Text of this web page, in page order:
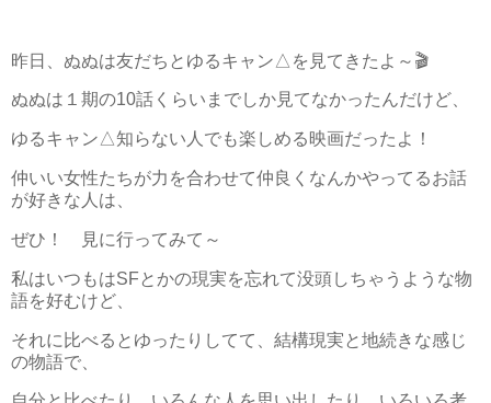
昨日、ぬぬは友だちとゆるキャン△を見てきたよ～🎬
ぬぬは１期の10話くらいまでしか見てなかったんだけど、
ゆるキャン△知らない人でも楽しめる映画だったよ！
仲いい女性たちが力を合わせて仲良くなんかやってるお話
が好きな人は、
ぜひ！ 見に行ってみて～
私はいつもはSFとかの現実を忘れて没頭しちゃうような物
語を好むけど、
それに比べるとゆったりしてて、結構現実と地続きな感じ
の物語で、